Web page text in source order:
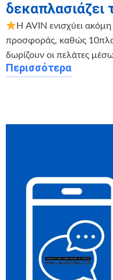
Η AVIN ενισχύει
προσφοράς, καθώς
δωρίζουν οι πελάτες
Περισσότερα